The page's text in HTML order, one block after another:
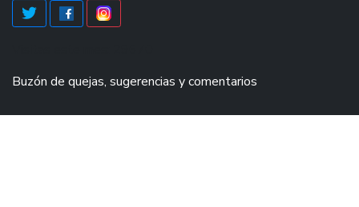
Buzón de quejas, sugerencias y comentarios